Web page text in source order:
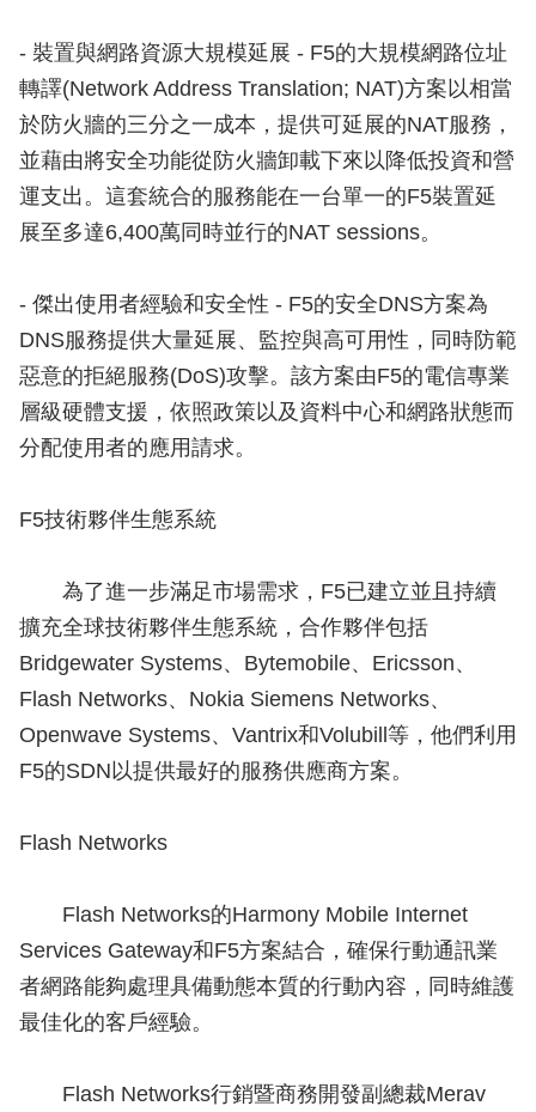
- 裝置與網路資源大規模延展 - F5的大規模網路位址
轉譯(Network Address Translation; NAT)方案以相當
於防火牆的三分之一成本，提供可延展的NAT服務，
並藉由將安全功能從防火牆卸載下來以降低投資和營
運支出。這套統合的服務能在一台單一的F5裝置延
展至多達6,400萬同時並行的NAT sessions。
- 傑出使用者經驗和安全性 - F5的安全DNS方案為
DNS服務提供大量延展、監控與高可用性，同時防範
惡意的拒絕服務(DoS)攻擊。該方案由F5的電信專業
層級硬體支援，依照政策以及資料中心和網路狀態而
分配使用者的應用請求。
F5技術夥伴生態系統
為了進一步滿足市場需求，F5已建立並且持續
擴充全球技術夥伴生態系統，合作夥伴包括
Bridgewater Systems、Bytemobile、Ericsson、
Flash Networks、Nokia Siemens Networks、
Openwave Systems、Vantrix和Volubill等，他們利用
F5的SDN以提供最好的服務供應商方案。
Flash Networks
Flash Networks的Harmony Mobile Internet
Services Gateway和F5方案結合，確保行動通訊業
者網路能夠處理具備動態本質的行動內容，同時維護
最佳化的客戶經驗。
Flash Networks行銷暨商務開發副總裁Merav